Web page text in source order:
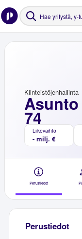
74
Kiinteistöjenhallinta
Liikevaihto
- milj. €
Perustiedot
Perustiedot